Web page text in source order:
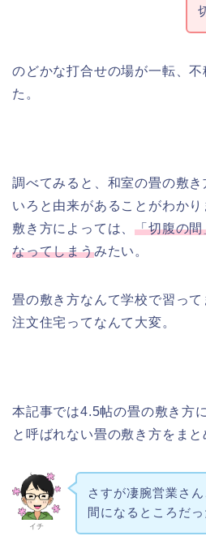
のどかな打合せの場が一転、
た。
調べてみると、和室の畳の敷
いろと由来があることがわかり
敷き方によっては、「切腹の
なってしまうみたい。
畳の敷き方なんて学校で習って
注文住宅ってなんて大変。
本記事では4.5帖の畳の敷き方
と呼ばれない畳の敷き方をまと
イチ
さすが凄腕営業さ
間になるところだっ